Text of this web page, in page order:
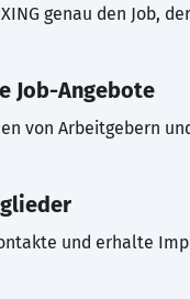
genau den Job,
Job-Angebote
von Arbeitgebern
und erhalte